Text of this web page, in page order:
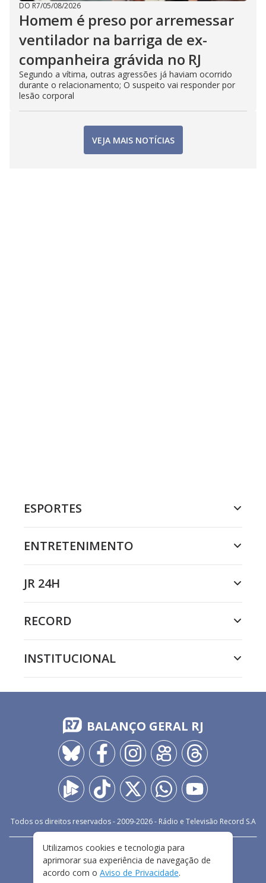
DO R7/05/08/2026
Homem é preso por arremessar
ventilador na barriga de ex-
companheira grávida no RJ
Segundo a vítima, outras agressões já haviam ocorrido
durante o relacionamento; O suspeito vai responder por
lesão corporal
VEJA MAIS NOTÍCIAS
ESPORTES
ENTRETENIMENTO
JR 24H
RECORD
INSTITUCIONAL
BALANÇO GERAL RJ
Todos os direitos reservados - 2009-2026- Rádio e Televisão Record S.A
FALE CONOSCO
PRIVACIDADE
TERMOS E CONDIÇÕES DE USO
Utilizamos cookies e tecnologia para
aprimorar sua experiência de navegação de
acordo com o Aviso de Privacidade.